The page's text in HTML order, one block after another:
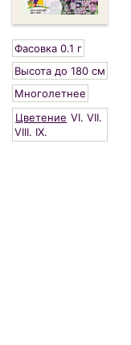
Фасовка 0.1 г
Высота до 180 см
Многолетнее
Цветение VI. VII.
VIII. IX.